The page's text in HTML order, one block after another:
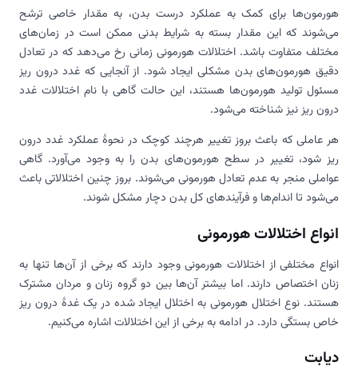
هورمون‌ها برای کمک به عملکرد درست بدن، به مقدار خاصی ترشح
می‌شوند که این مقدار بسته به شرایط بدنی ممکن است در زمان‌های
مختلف متفاوت باشد. اختلالات هورمونی زمانی رخ می‌دهد که در تعادل
دقیق هورمون‌های بدن مشکلی ایجاد شود. از آنجایی که غدد درون ریز
مسئول تولید هورمون‌ها هستند، این حالت گاهی با نام اختلالات غدد
درون ریز نیز شناخته می‌شود.
هر عاملی که باعث بروز تغییر هرچند کوچک در نحوۀ عملکرد غدد درون
ریز شود، تغییر در سطح هورمون‌های بدن را به وجود می‌آورد. گاهی
عواملی منجر به عدم تعادل هورمونی می‌شوند. بروز چنین اختلالاتی باعث
می‌شود تا اندام‌ها و فرآیندهای کل بدن دچار مشکل شوند.
انواع اختلالات هورمونی
انواع مختلفی از اختلالات هورمونی وجود دارند که برخی از آن‌ها تنها به
زنان اختصاص دارند. اما بیشتر آن‌ها بین دو گروه زنان و مردان مشترک
هستند. نوع اختلال هورمونی به اختلال ایجاد شده در یک غدۀ درون ریز
خاص بستگی دارد. در ادامه به برخی از این اختلالات اشاره می‌کنیم.
دیابت